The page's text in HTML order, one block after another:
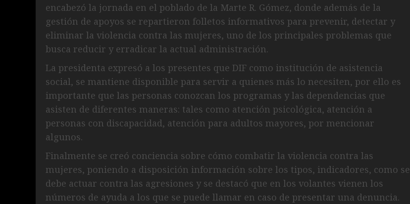
encabezó la jornada en el poblado de la Marte R. Gómez, donde además de la
gestión de apoyos se repartieron folletos informativos para prevenir, detectar y
eliminar la violencia contra las mujeres, uno de los principales problemas que
busca reducir y erradicar la actual administración.
La presidenta expresó a los presentes que DIF como institución de asistencia
social, se mantiene disponible para servir a quienes más lo necesiten, por ello es
importante que las personas conozcan los programas y las dependencias que
asisten de diferentes maneras: tales como atención psicológica, atención a
personas con discapacidad, atención para adultos mayores, por mencionar
algunos.
Finalmente se creó conciencia sobre cómo combatir la violencia contra las
mujeres, poniendo a disposición información sobre los tipos, indicadores, como se
debe actuar contra las agresiones y se destacó que en los volantes vienen los
números de ayuda a los que se puede llamar en caso de presentar una denuncia.